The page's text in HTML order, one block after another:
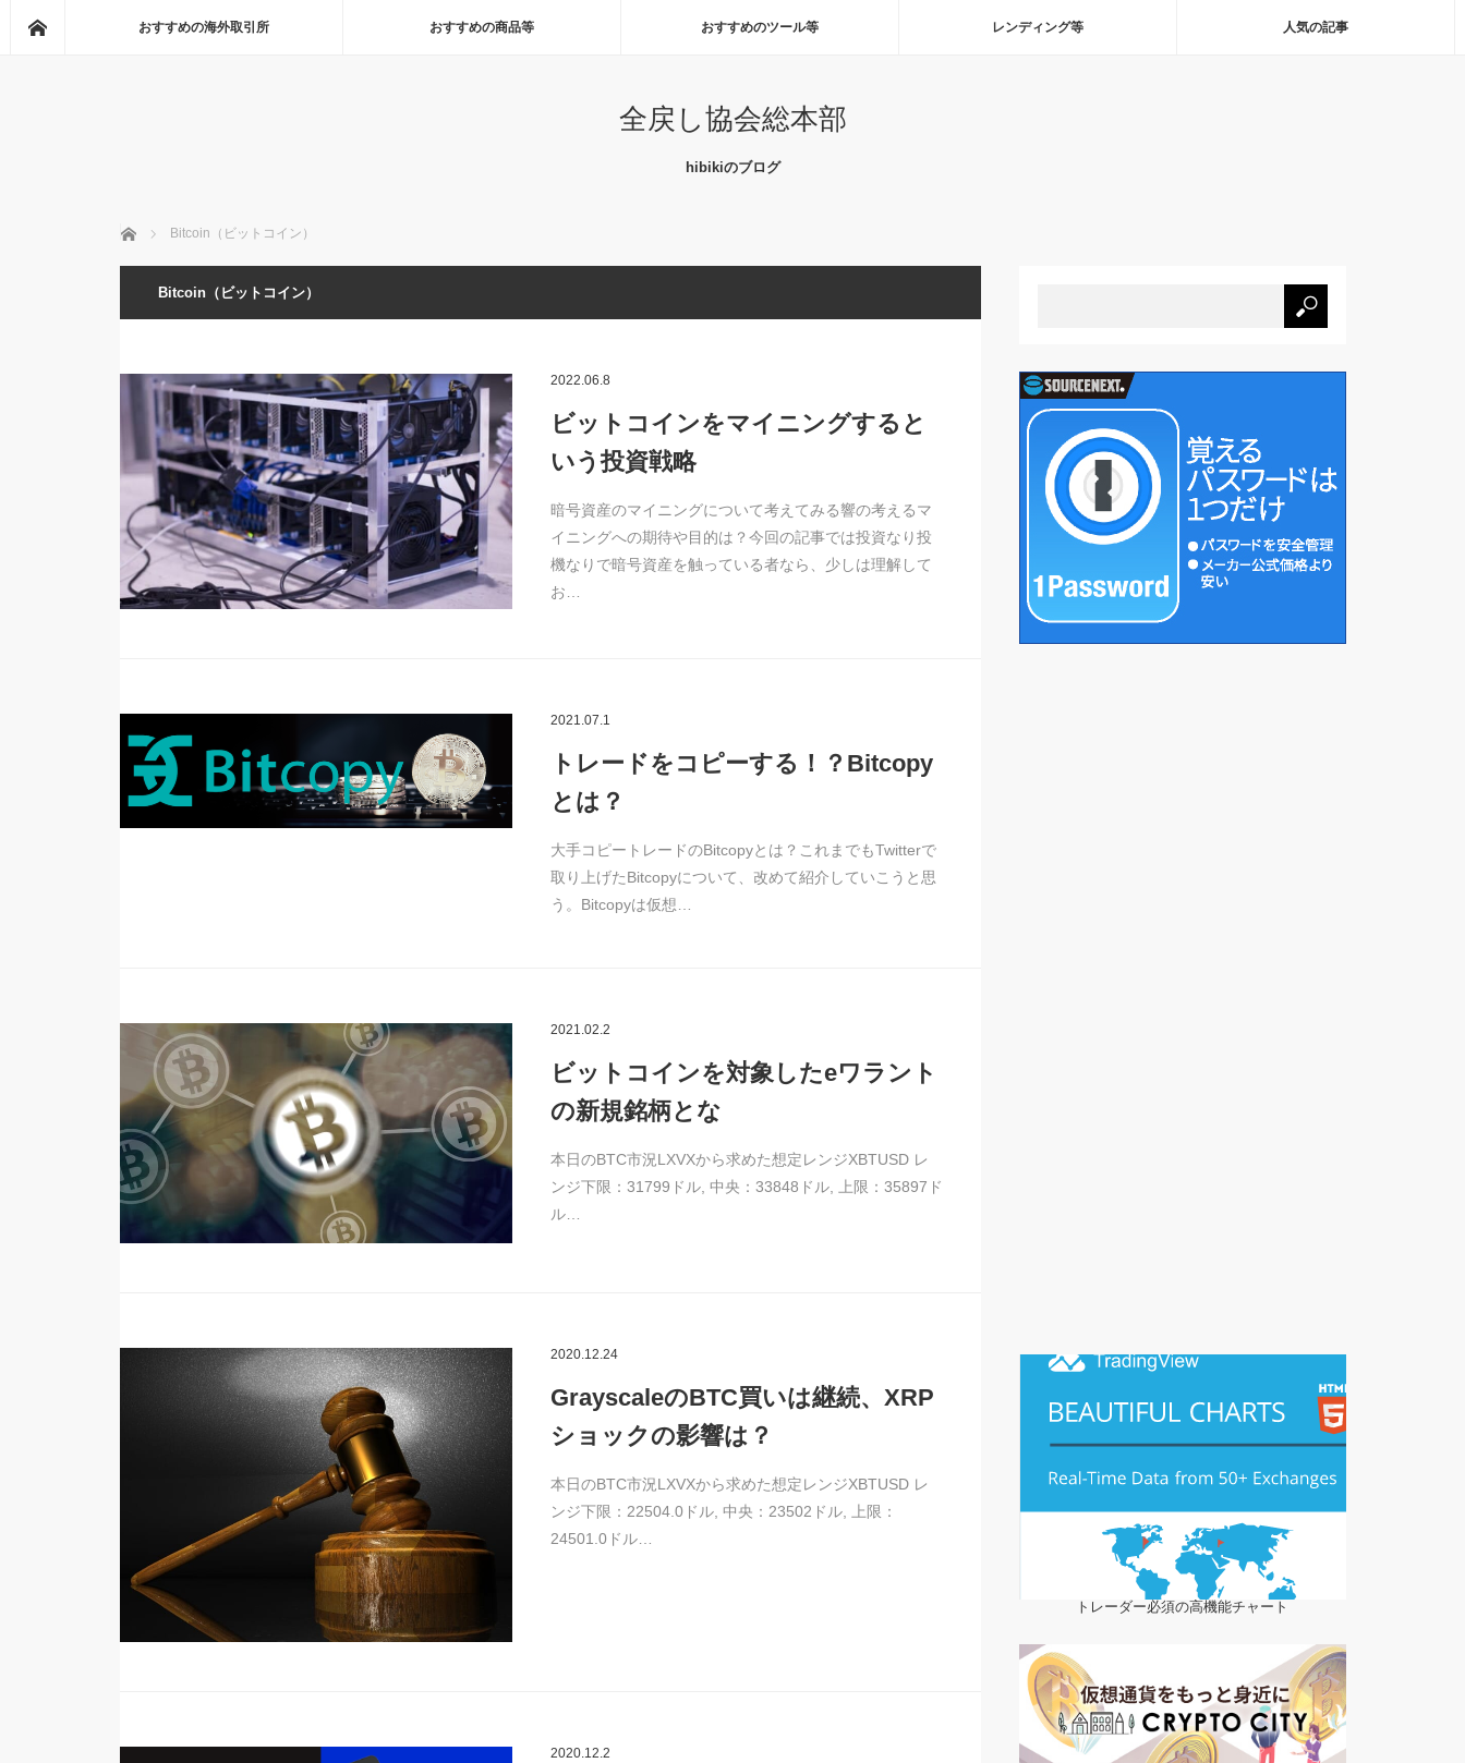
おすすめの海外取引所 おすすめの商品等 おすすめのツール等 レンディング等 人気の記事
全戻し協会総本部
hibikiのブログ
Home Bitcoin（ビットコイン）
Bitcoin（ビットコイン）
2022.06.8
ビットコインをマイニングすると
いう投資戦略
暗号資産のマイニングについて考えてみる響の考えるマ
イニングへの期待や目的は？今回の記事では投資なり投
機なりで暗号資産を触っている者なら、少しは理解して
お…
2021.07.1
トレードをコピーする！？Bitcopy
とは？
大手コピートレードのBitcopyとは？これまでもTwitterで
取り上げたBitcopyについて、改めて紹介していこうと思
う。Bitcopyは仮想…
2021.02.2
ビットコインを対象したeワラント
の新規銘柄とな
本日のBTC市況LXVXから求めた想定レンジXBTUSD レ
ンジ下限：31799ドル, 中央：33848ドル, 上限：35897ド
ル…
2020.12.24
GrayscaleのBTC買いは継続、XRP
ショックの影響は？
本日のBTC市況LXVXから求めた想定レンジXBTUSD レ
ンジ下限：22504.0ドル, 中央：23502ドル, 上限：
24501.0ドル…
2020.12.2
トレーダー必須の高機能チャート